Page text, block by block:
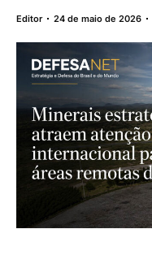
Editor 24 de maio de 2026